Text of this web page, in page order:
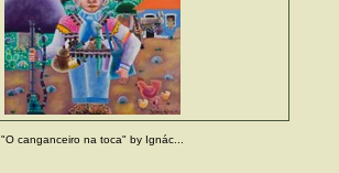
"O canganceiro na toca" by Ignác...